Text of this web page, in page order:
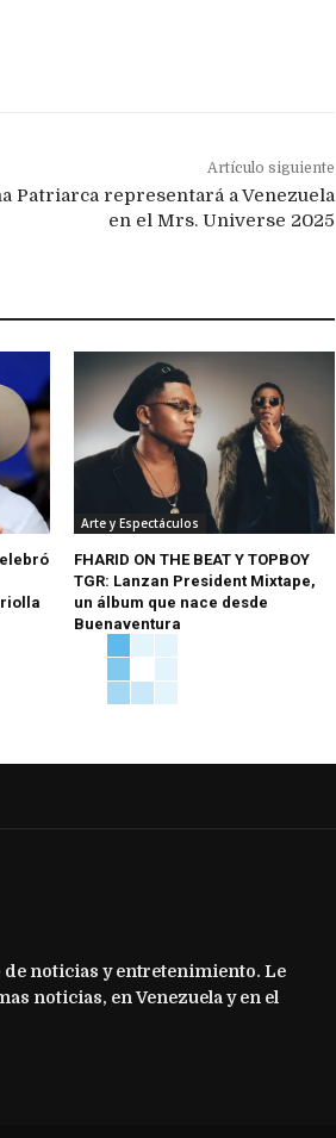
Artículo siguiente
Patriarca representará a Venezuela
en el Mrs. Universe 2025
Arte y Espectáculos
FHARID ON THE BEAT Y TOPBOY
TGR: Lanzan President Mixtape,
un álbum que nace desde
Buenaventura
de noticias y entretenimiento. Le
noticias, en Venezuela y en el